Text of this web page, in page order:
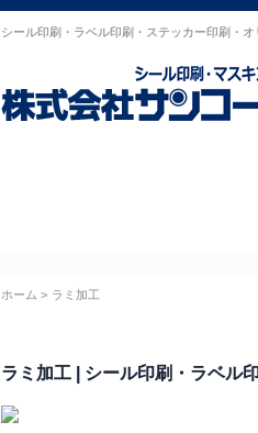
シール印刷・ラベル印刷・ステッカー印刷・
ホーム ラミ加工
ラミ加工 | シール印刷・ラベル